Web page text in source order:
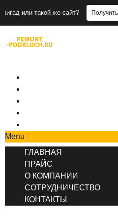
же сайт? Получить заявки
Menu
ГЛАВНАЯ
ПРАЙС
О КОМПАНИИ
СОТРУДНИЧЕСТВО
КОНТАКТЫ